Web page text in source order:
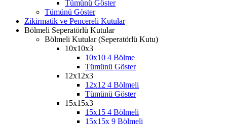
Tümünü Göster
Tümünü Göster
Zikirmatik ve Pencereli Kutular
Bölmeli Seperatörlü Kutular
Bölmeli Kutular (Seperatörlü Kutu)
10x10x3
10x10 4 Bölme
Tümünü Göster
12x12x3
12x12 4 Bölmeli
Tümünü Göster
15x15x3
15x15 4 Bölmeli
15x15x 9 Bölmeli